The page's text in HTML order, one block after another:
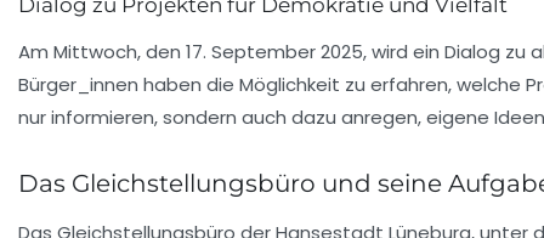
Am Mittwoch, den 17. September 2025, wird ein Dialog zu
Bürger_innen haben die Möglichkeit zu erfahren, welche
nur informieren, sondern auch dazu anregen, eigene
Das Gleichstellungsbüro und seine
Das Gleichstellungsbüro der Hansestadt Lüneburg, unter